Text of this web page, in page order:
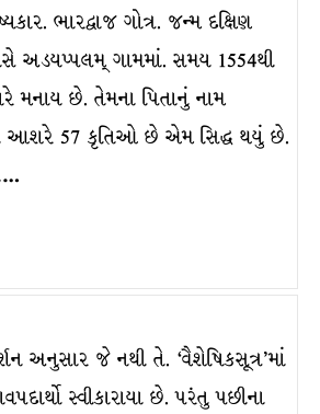
ભારદ્વાજ ગોત્ર. જન્મ દક્ષિણ
અડયપ્પલમ્ ગામમાં. સમય 1554થી
મનાય છે. તેમના પિતાનું નામ
આશરે 57 કૃતિઓ છે એમ સિદ્ધ થયું છે.
અનુસાર જે નથી તે. ‘વૈશેષિકસૂત્ર’માં
સ્વીકારાયા છે. પરંતુ પછીના